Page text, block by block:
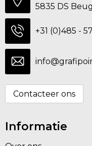
5835 DS
+31 (0)485 -
Contacteer ons
Informatie